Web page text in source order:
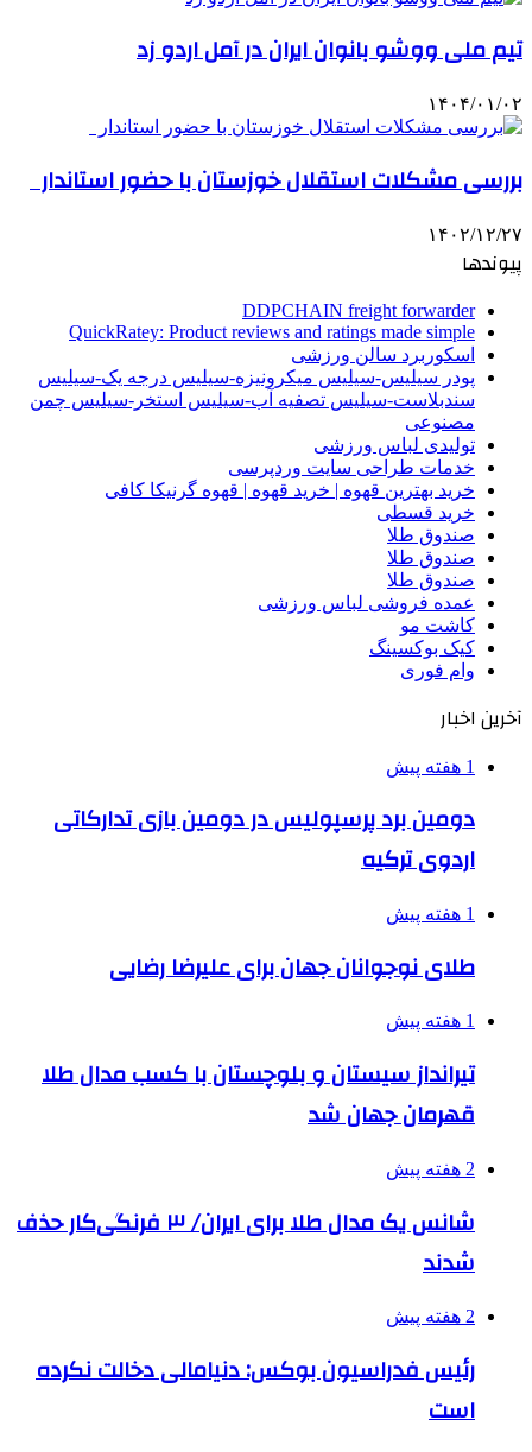
تیم ملی ووشو بانوان ایران در آمل اردو زد
۱۴۰۴/۰۱/۰۲
بررسی مشکلات استقلال خوزستان با حضور استاندار
۱۴۰۲/۱۲/۲۷
پیوندها
DDPCHAIN freight forwarder
QuickRatey: Product reviews and ratings made simple
اسکوربرد سالن ورزشی
پودر سیلیس-سیلیس میکرونیزه-سیلیس درجه یک-سیلیس
سندبلاست-سیلیس تصفیه آب-سیلیس استخر-سیلیس چمن
مصنوعی
تولیدی لباس ورزشی
خدمات طراحی سایت وردپرسی
خرید بهترین قهوه | خرید قهوه | قهوه گرنیکا کافی
خرید قسطی
صندوق طلا
صندوق طلا
صندوق طلا
عمده فروشی لباس ورزشی
کاشت مو
کیک بوکسینگ
وام فوری
آخرین اخبار
1 هفته پیش
دومین برد پرسپولیس در دومین بازی تدارکاتی
اردوی ترکیه
1 هفته پیش
طلای نوجوانان جهان برای علیرضا رضایی
1 هفته پیش
تیرانداز سیستان و بلوچستان با کسب مدال طلا
قهرمان جهان شد
2 هفته پیش
شانس یک مدال طلا برای ایران/ ۳ فرنگی‌کار حذف
شدند
2 هفته پیش
رئیس فدراسیون بوکس: دنیامالی دخالت نکرده
است